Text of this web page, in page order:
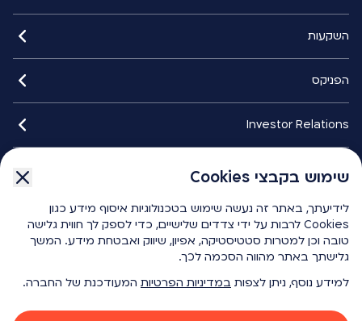
שימוש בקבצי Cookies
לידיעתך, באתר זה נעשה שימוש בטכנולוגיות איסוף מידע כגון
Cookies לרבות על ידי צדדים שלישיים, כדי לספק לך חווית גלישה
טובה וכן למטרות סטטיסטיקה, אפיון, שיווק ואבטחת מידע. המשך
גלישתך באתר מהווה הסכמה לכך.
למידע נוסף, ניתן לצפות במדיניות הפרטיות המעודכנת של החברה.
השקעות
הפניקס
Investor Relations
הפניקס smart
כלים ומחשבונים